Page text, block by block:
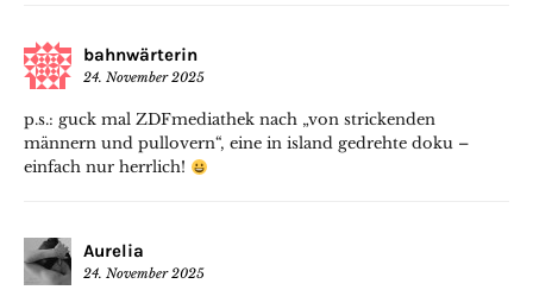
bahnwärterin
24. November 2025
p.s.: guck mal ZDFmediathek nach „von strickenden
männern und pullovern“, eine in island gedrehte doku –
einfach nur herrlich!
Aurelia
24. November 2025